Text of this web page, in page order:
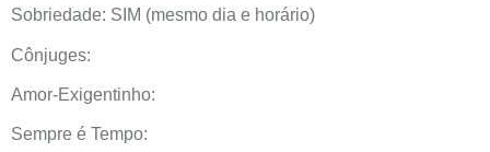
Sobriedade: SIM (mesmo dia e horário)
Cônjuges:
Amor-Exigentinho:
Sempre é Tempo: